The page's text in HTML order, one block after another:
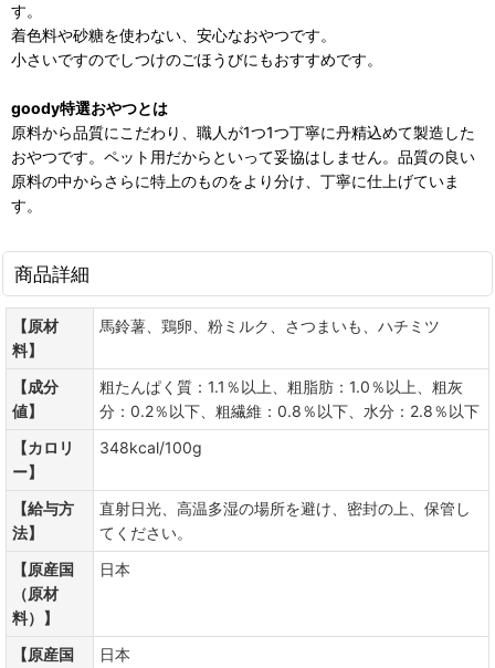
す。
着色料や砂糖を使わない、安心なおやつです。
小さいですのでしつけのごほうびにもおすすめです。
goody特選おやつとは
原料から品質にこだわり、職人が1つ1つ丁寧に丹精込めて製造した
おやつです。ペット用だからといって妥協はしません。品質の良い
原料の中からさらに特上のものをより分け、丁寧に仕上げていま
す。
商品詳細
【原材
料】
馬鈴薯、鶏卵、粉ミルク、さつまいも、ハチミツ
【成分
値】
粗たんぱく質：1.1％以上、粗脂肪：1.0％以上、粗灰
分：0.2％以下、粗繊維：0.8％以下、水分：2.8％以下
【カロリ
ー】
348kcal/100g
【給与方
法】
直射日光、高温多湿の場所を避け、密封の上、保管し
てください。
【原産国
（原材
料）】
日本
【原産国
日本